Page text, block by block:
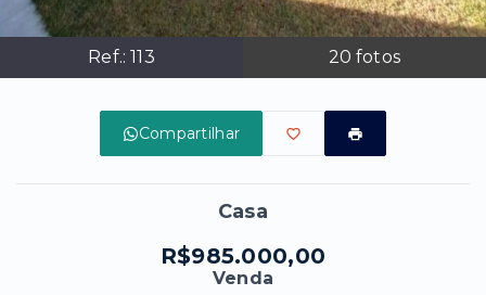
Ref.:113 20 fotos
Compartilhar
Casa
R$985.000,00
Venda